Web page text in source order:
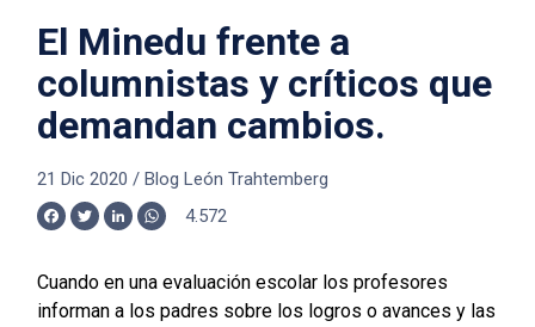
El Minedu frente a
columnistas y críticos que
demandan cambios.
21 Dic 2020 / Blog León Trahtemberg
Facebook
TwitterLinkedInWhatsApp
4.572
Cuando en una evaluación escolar los profesores
informan a los padres sobre los logros o avances y las